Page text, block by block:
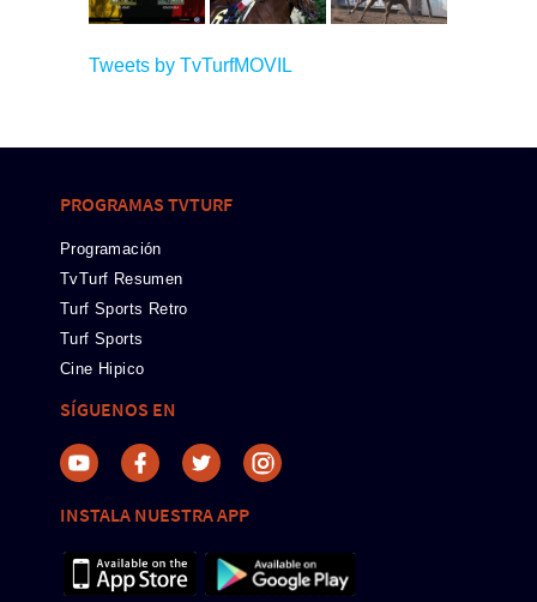
Tweets by TvTurfMOVIL
PROGRAMAS TVTURF
Programación
TvTurf Resumen
Turf Sports Retro
Turf Sports
Cine Hipico
SÍGUENOS EN
INSTALA NUESTRA APP